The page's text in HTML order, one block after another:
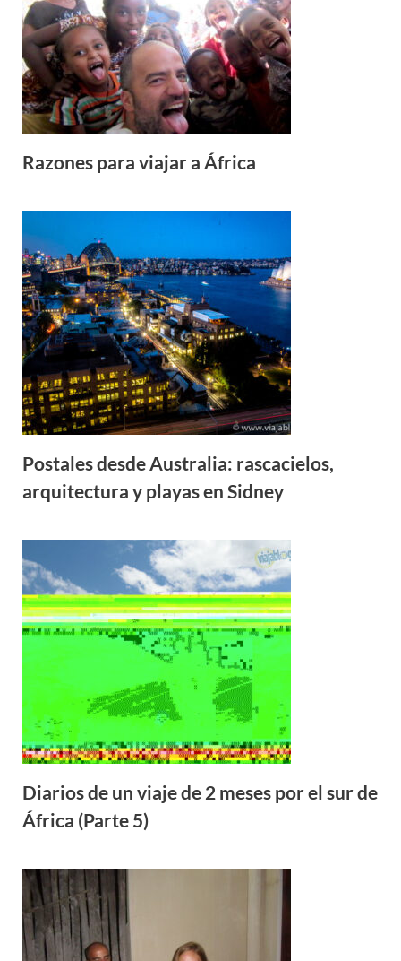
Razones para viajar a África
Postales desde Australia: rascacielos,
arquitectura y playas en Sidney
Diarios de un viaje de 2 meses por el sur de
África (Parte 5)